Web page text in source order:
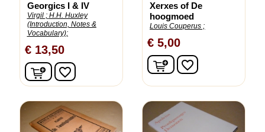
Georgics I & IV
Virgil ; H.H. Huxley
(Introduction, Notes &
Vocabulary);
€ 13,50
In winkelwagen
favorite_border
Xerxes of De
hoogmoed
Louis Couperus ;
€ 5,00
In winkelwagen
favorite_border